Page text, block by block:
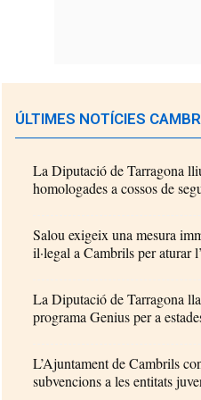
ÚLTIMES NOTÍCIES
La Diputació de Tarragona
homologades a cossos de
Salou exigeix una mesura
il·legal a Cambrils per aturar
La Diputació de Tarragona
programa Genius per a
L’Ajuntament de Cambrils
subvencions a les entitats